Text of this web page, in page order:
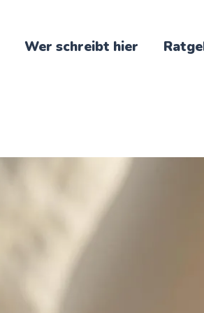
Wer schreibt hier